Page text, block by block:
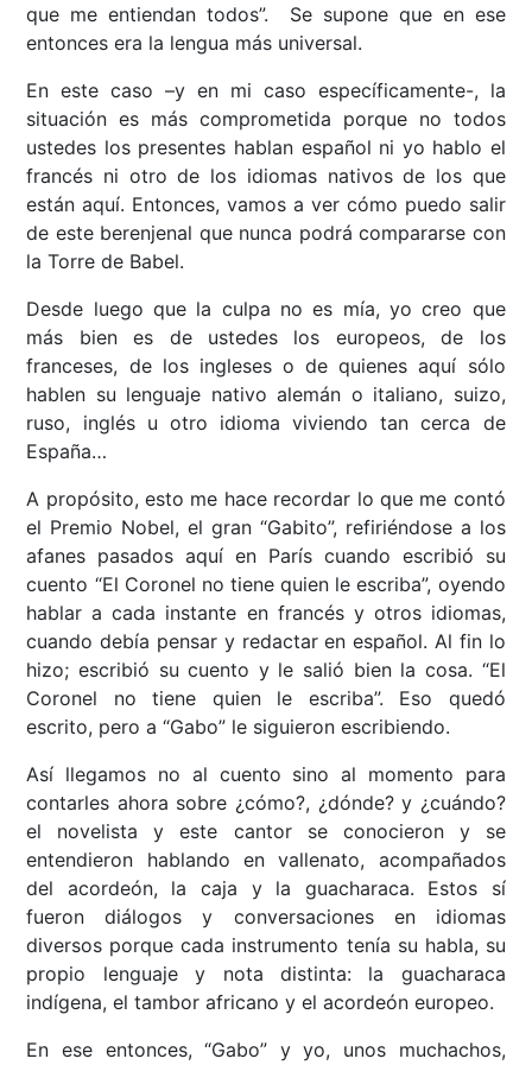
que me entiendan todos”. Se supone que en ese
entonces era la lengua más universal.
En este caso –y en mi caso específicamente-, la
situación es más comprometida porque no todos
ustedes los presentes hablan español ni yo hablo el
francés ni otro de los idiomas nativos de los que
están aquí. Entonces, vamos a ver cómo puedo salir
de este berenjenal que nunca podrá compararse con
la Torre de Babel.
Desde luego que la culpa no es mía, yo creo que
más bien es de ustedes los europeos, de los
franceses, de los ingleses o de quienes aquí sólo
hablen su lenguaje nativo alemán o italiano, suizo,
ruso, inglés u otro idioma viviendo tan cerca de
España…
A propósito, esto me hace recordar lo que me contó
el Premio Nobel, el gran “Gabito”, refiriéndose a los
afanes pasados aquí en París cuando escribió su
cuento “El Coronel no tiene quien le escriba”, oyendo
hablar a cada instante en francés y otros idiomas,
cuando debía pensar y redactar en español. Al fin lo
hizo; escribió su cuento y le salió bien la cosa. “El
Coronel no tiene quien le escriba”. Eso quedó
escrito, pero a “Gabo” le siguieron escribiendo.
Así llegamos no al cuento sino al momento para
contarles ahora sobre ¿cómo?, ¿dónde? y ¿cuándo?
el novelista y este cantor se conocieron y se
entendieron hablando en vallenato, acompañados
del acordeón, la caja y la guacharaca. Estos sí
fueron diálogos y conversaciones en idiomas
diversos porque cada instrumento tenía su habla, su
propio lenguaje y nota distinta: la guacharaca
indígena, el tambor africano y el acordeón europeo.
En ese entonces, “Gabo” y yo, unos muchachos,